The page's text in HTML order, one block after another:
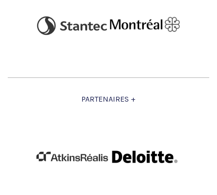
PARTENAIRES +